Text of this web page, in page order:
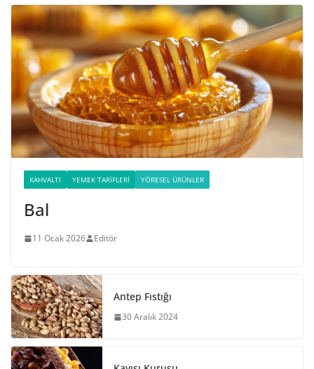
KAHVALTI YEMEK TARIFLERI YÖRESEL ÜRÜNLER
Bal
11 Ocak 2026 Editör
Antep Fıstığı
30 Aralık 2024